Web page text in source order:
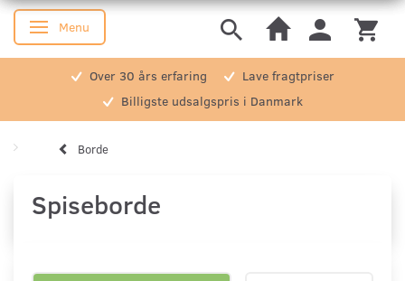
Skifte navigation
Menu
Over 30 års erfaring
Lave fragtpriser
Billigste udsalgspris i Danmark
Borde
Spiseborde